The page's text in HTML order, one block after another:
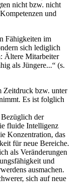
nicht bzw. nicht
und
Fähigkeiten im
sich lediglich
Ältere Mitarbeiter
als Jüngere...“ (s.
Zeitdruck bzw. unter
Es ist folglich
Bezüglich der
fluide Intelligenz
Konzentration, das
für neue Bereiche.
als Veränderungen
und
ausmachen.
sich auf neue